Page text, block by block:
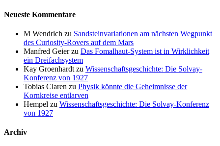
Neueste Kommentare
M Wendrich zu Sandsteinvariationen am nächsten Wegpunkt
des Curiosity-Rovers auf dem Mars
Manfred Geierzu Das Fomalhaut-System ist in Wirklichkeit
ein Dreifachsystem
Kay Groenhardt zu Wissenschaftsgeschichte: Die Solvay-
Konferenz von 1927
Tobias Claren zu Physik könnte die Geheimnisse der
Kornkreise entlarven
Hempel zu Wissenschaftsgeschichte: Die Solvay-Konferenz
von 1927
Archiv